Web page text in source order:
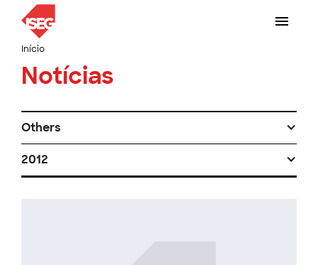
Início
Notícias
Others
2012